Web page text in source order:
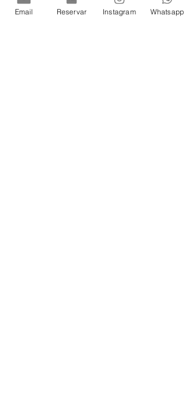
abstracto, el lienzo puede
transformarse en una arquitectura
Email Reservar Instagram Whatsapp